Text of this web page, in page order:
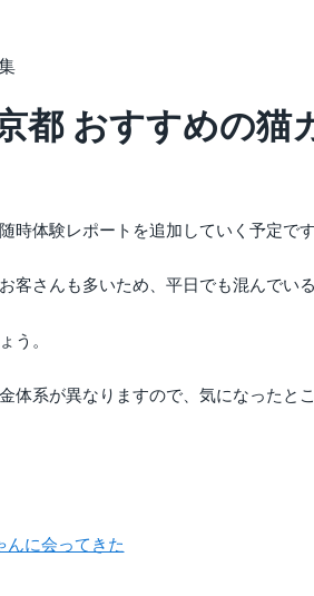
都 おすすめの猫
時体験レポートを追加していく予定です
客さんも多いため、平日でも混んでい
う。
系が異なりますので、気になったと
んに会ってきた